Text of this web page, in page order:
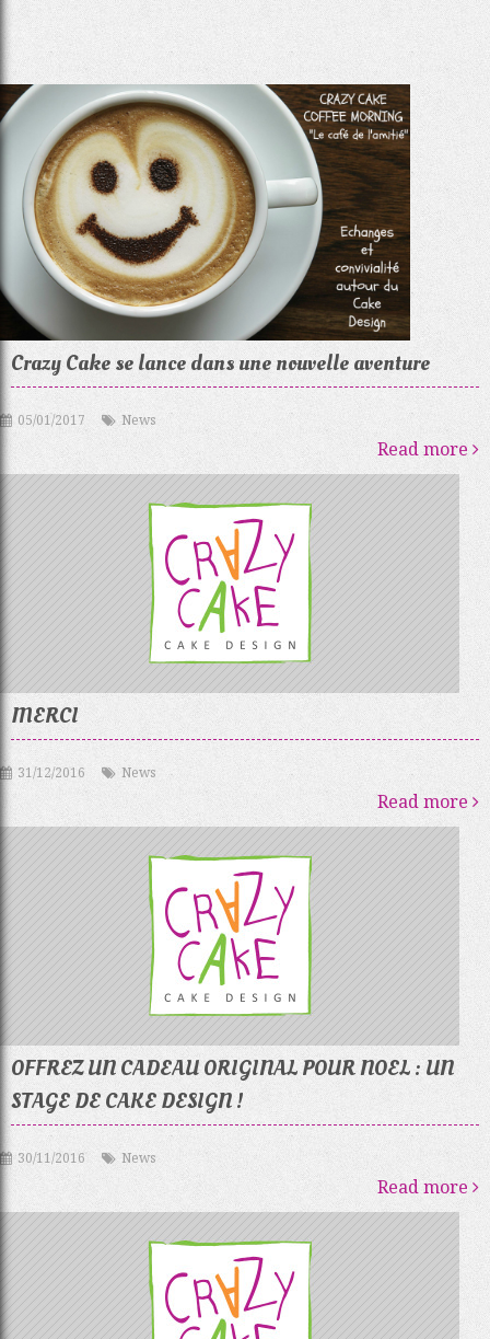
Crazy Cake se lance dans une nouvelle aventure
05/01/2017 News
Read more
MERCI
31/12/2016 News
Read more
OFFREZ UN CADEAU ORIGINAL POUR NOEL : UN
STAGE DE CAKE DESIGN !
30/11/2016 News
Read more